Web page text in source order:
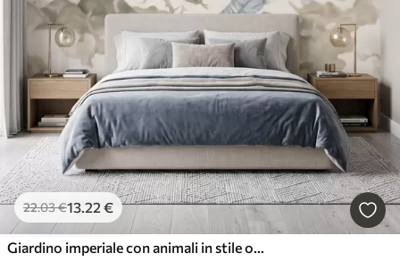
22.03€13.22 €
Giardino imperiale con animali in stile orientale: scimmia, leopardo, tigre, pavone e airone